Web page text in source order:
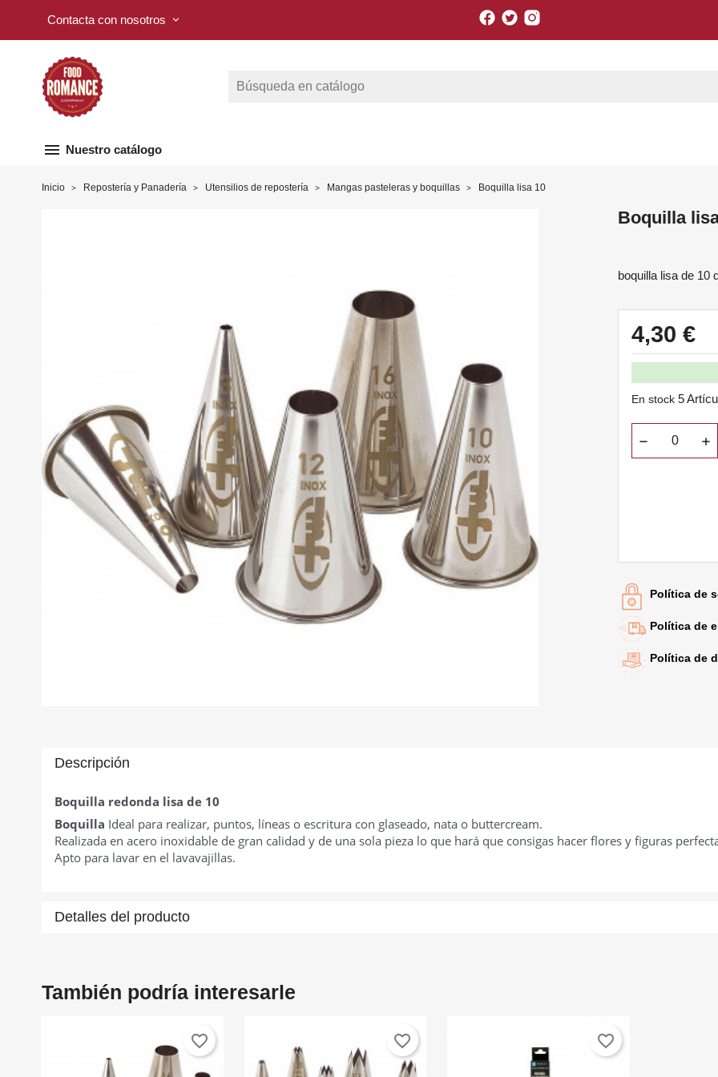
Crear lista de deseos
Contacta con nosotros keyboard_arrow_down Facebook
Twitter
menu Nuestro catálogo
Inicio Repostería y Panadería Utensilios de repostería Mangas pasteleras y boquillas Boquilla lisa 10
Boquilla
boquilla lisa de 10
4,30 €
En stock 5
Política de
Política de
Política de
Descripción
Boquilla redonda lisa de 10
Boquilla Ideal para realizar, puntos, líneas o escritura con glaseado, nata o buttercream.
Realizada en acero inoxidable de gran calidad y de una sola pieza lo que hará que consigas hacer flores y figuras
Apto para lavar en el lavavajillas.
Detalles del producto
También podría interesarle
favorite_border favorite_border favorite_border